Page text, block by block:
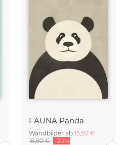
FAUNA Panda
Wandbilder ab 15,90 €
18,90 € -20%